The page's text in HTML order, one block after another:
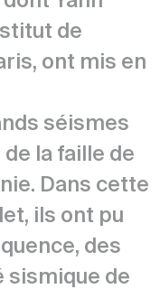
de
ont mis en
séismes
la faille de
Dans cette
ils ont pu
des
sismique de